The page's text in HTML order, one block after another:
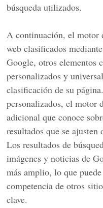
búsqueda utilizados.
A continuación, el motor
web clasificados
Google, otros elementos
personalizados y
clasificación de su
personalizados, el motor
adicional que conoce
resultados que se ajusten
Los resultados de
imágenes y noticias de
más amplio, lo que
competencia de otros
clave.